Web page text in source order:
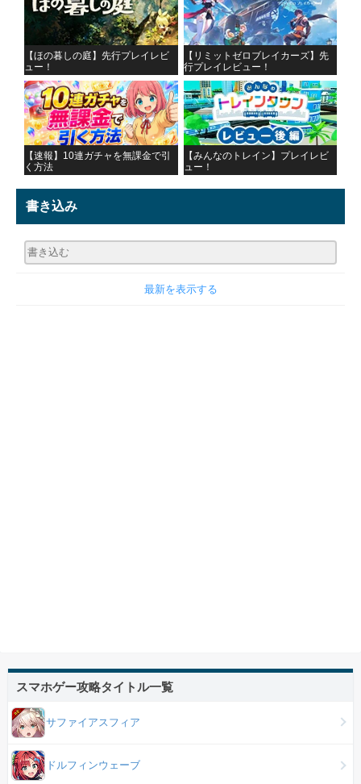
【ほの暮しの庭】先行プレイレビ
ュー！
【リミットゼロブレイカーズ】先
行プレイレビュー！
【速報】10連ガチャを無課金で引
く方法
【みんなのトレイン】プレイレビ
ュー！
書き込み
最新を表示する
スマホゲー攻略タイトル一覧
サファイアスフィア
ドルフィンウェーブ